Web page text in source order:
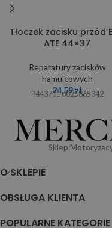
Tłoczek zacisku przód
ATE 44×37
Reparatury zacisków
hamulcowych
24,59zł
P443701 0025865342
Sklep
O SKLEPIE
OBSŁUGA KLIENTA
POPULARNE KATEGORIE